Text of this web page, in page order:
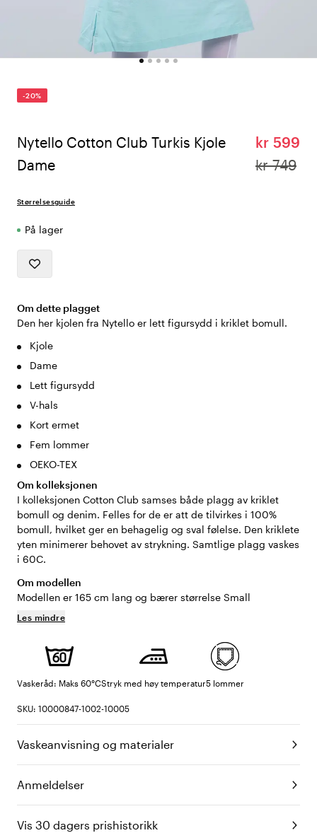
-20%
Nytello Cotton Club Turkis Kjole
Dame
kr 599
kr 749
Størrelsesguide
På lager
Om dette plagget
Den her kjolen fra Nytello er lett figursydd i kriklet bomull.
Kjole
Dame
Lett figursydd
V-hals
Kort ermet
Fem lommer
OEKO-TEX
Om kolleksjonen
I kolleksjonen Cotton Club samses både plagg av kriklet
bomull og denim. Felles for de er att de tilvirkes i 100%
bomull, hvilket ger en behagelig og sval følelse. Den kriklete
yten minimerer behovet av strykning. Samtlige plagg vaskes
i 60C.
Om modellen
Modellen er 165 cm lang og bærer størrelse Small
Les mindre
Vaskeråd: Maks 60°CStryk med høy temperatur5 lommer
SKU: 10000847-1002-10005
Vaskeanvisning og materialer
Anmeldelser
Vis 30 dagers prishistorikk